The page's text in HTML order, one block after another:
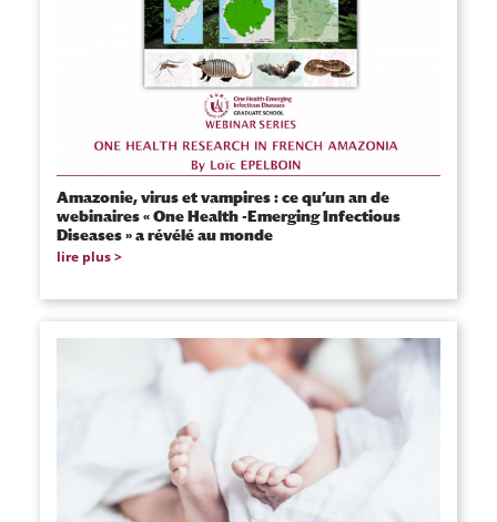
Amazonie, virus et vampires : ce qu’un an de
webinaires « One Health -Emerging Infectious
Diseases » a révélé au monde
lire plus